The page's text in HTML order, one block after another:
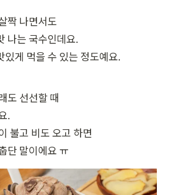
짝 나면서도
나는 국수인데요.
있게 먹을 수 있는 정도예요.
도 선선할 때
.
불고 비도 오고 하면
단 말이에요 ㅠ